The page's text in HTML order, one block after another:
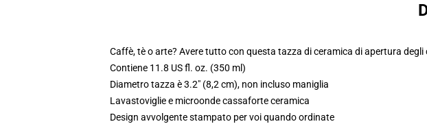
Caffè, tè o arte? Avere tutto con questa tazza di ceramica di apertura degli
Contiene 11.8 US fl. oz. (350 ml)
Diametro tazza è 3.2" (8,2 cm), non incluso maniglia
Lavastoviglie e microonde cassaforte ceramica
Design avvolgente stampato per voi quando ordinate